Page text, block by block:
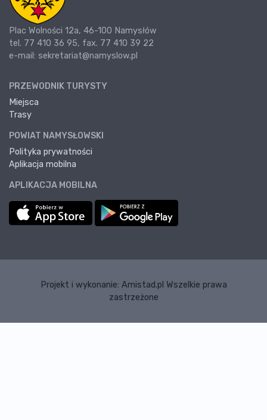
Plac Wolności 12a, 46-100 Namysłów
tel. 77 410 36 95, fax. 77 410 39 22
e-mail: sekretariat@namyslow.pl
PRZEWODNIK TURYSTY
Miejsca
Trasy
POWIAT NAMYSŁOWSKI
Polityka prywatności
Aplikacja mobilna
APLIKACJA MOBILNA
Projekt i wykonanie: Amistad.pl Wszelkie prawa
zastrzeżone